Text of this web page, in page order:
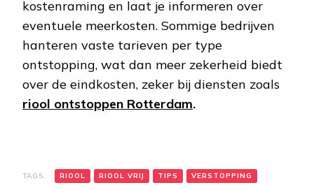
kostenraming en laat je informeren over
eventuele meerkosten. Sommige bedrijven
hanteren vaste tarieven per type
ontstopping, wat dan meer zekerheid biedt
over de eindkosten, zeker bij diensten zoals
riool ontstoppen Rotterdam.
TAGS: RIOOL RIOOL VRIJ TIPS VERSTOPPING